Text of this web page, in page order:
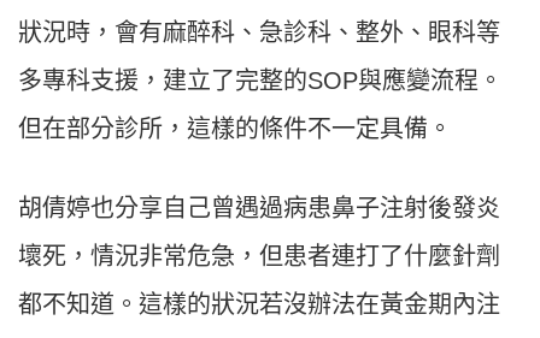
狀況時，會有麻醉科、急診科、整外、眼科等
多專科支援，建立了完整的SOP與應變流程。
但在部分診所，這樣的條件不一定具備。
胡倩婷也分享自己曾遇過病患鼻子注射後發炎
壞死，情況非常危急，但患者連打了什麼針劑
都不知道。這樣的狀況若沒辦法在黃金期內注